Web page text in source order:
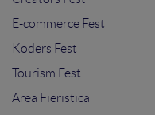
E-commerce Fest
Koders Fest
Tourism Fest
Area Fieristica